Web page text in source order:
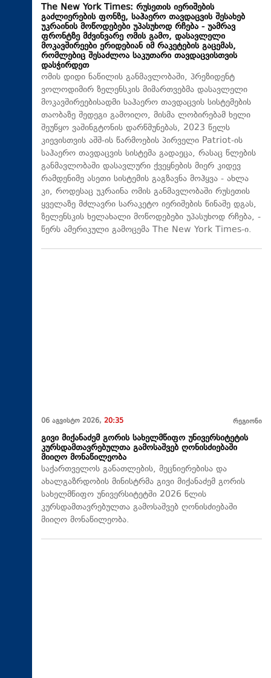
The New York Times: რუსეთის იერიშების
გაძლიერების ფონზე, საჰაერო თავდაცვის შესახებ
უკრაინის მოწოდებები უპასუხოდ რჩება - უამრავ
ფრონტზე მძვინვარე ომის გამო, დასავლელი
მოკავშირეები ერიდებიან იმ რაკეტების გაცემას,
რომლებიც შესაძლოა საკუთარი თავდაცვისთვის
დასჭირდეთ
ომის დიდი ნაწილის განმავლობაში, პრეზიდენტ
ვოლოდიმირ ზელენსკის მიმართვებმა დასავლელი
მოკავშირეებისადმი საჰაერო თავდაცვის სისტემების
თაობაზე შედეგი გამოიღო, მისმა ლობირებამ ხელი
შეუწყო ვაშინგტონის დარწმუნებას, 2023 წელს
კიევისთვის აშშ-ის წარმოების პირველი Patriot-ის
საჰაერო თავდაცვის სისტემა გადაეცა, რასაც წლების
განმავლობაში დასავლური ქვეყნების მიერ კიდევ
რამდენიმე ასეთი სისტემის გაგზავნა მოჰყვა - ახლა
კი, როდესაც უკრაინა ომის განმავლობაში რუსეთის
ყველაზე მძლავრი სარაკეტო იერიშების წინაშე დგას,
ზელენსკის ხელახალი მოწოდებები უპასუხოდ რჩება, -
წერს ამერიკული გამოცემა The New York Times-ი.
06 აგვისტო 2026, 20:35 რეგიონი
გივი მიქანაძემ გორის სახელმწიფო უნივერსიტეტის
კურსდამთავრებულთა გამოსაშვებ ღონისძიებაში
მიიღო მონაწილეობა
საქართველოს განათლების, მეცნიერებისა და
ახალგაზრდობის მინისტრმა გივი მიქანაძემ გორის
სახელმწიფო უნივერსიტეტში 2026 წლის
კურსდამთავრებულთა გამოსაშვებ ღონისძიებაში
მიიღო მონაწილეობა.